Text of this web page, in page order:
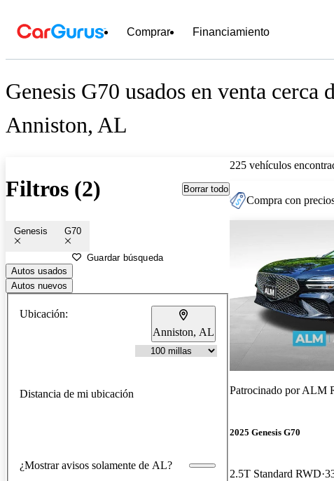
Comprar Financiamiento
Genesis G70 usados en venta cerca
Anniston, AL
Filtros (2) Borrar todo
Genesis G70
Guardar búsqueda
Autos usados
Autos nuevos
Ubicación:
Anniston, AL
Distancia de mi ubicación
¿Mostrar avisos solamente de AL?
225 vehículos
Compra con
Patrocinado porALM
2025 Genesis G70
2.5T Standard RWD